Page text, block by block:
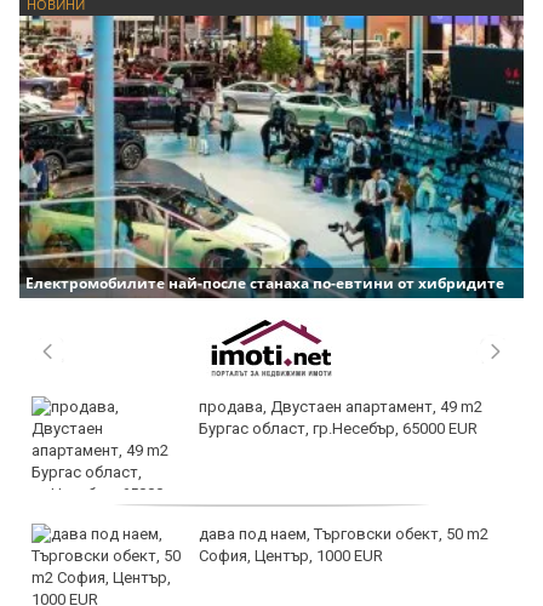
НОВИНИ
Електромобилите най-после станаха по-евтини от хибридите
продава, Двустаен апартамент, 49 m2
Бургас област, гр.Несебър, 65000 EUR
дава под наем, Търговски обект, 50 m2
София, Център, 1000 EUR